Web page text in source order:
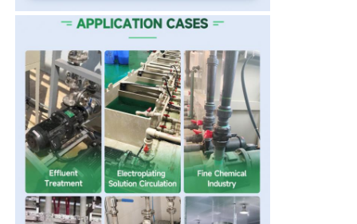
自己の起爆剤ポンプ
磁気ポンプ
垂直ポンプ
ステンレス鋼 垂直ポンプ